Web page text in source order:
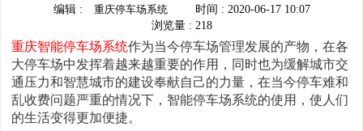
编辑 : 重庆停车场系统
时间 : 2020-06-17 10:07
浏览量 : 218
重庆智能停车场系统作为当今停车场管理发展的产物，在各
大停车场中发挥着越来越重要的作用，同时也为缓解城市交
通压力和智慧城市的建设奉献自己的力量，在当今停车难和
乱收费问题严重的情况下，智能停车场系统的使用，使人们
的生活变得更加便捷。